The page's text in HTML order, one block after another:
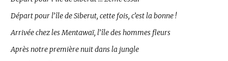
Départ pour l’île de Siberut, cette fois, c’est la bonne !
Arrivée chez les Mentawaï, l’île des hommes fleurs
Après notre première nuit dans la jungle